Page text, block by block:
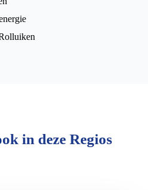
in deze Regios